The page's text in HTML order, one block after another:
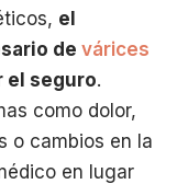
el
de várices
el seguro.
como dolor,
o cambios en la
en lugar